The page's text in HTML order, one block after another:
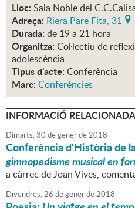
Lloc: Sala Noble del
Adreça: Riera Pare Fita, 31
Durada: de 19 a 21 hora
Organitza: Col·lectiu de
adolescència
Tipus d'acte: Conferència
Marc: Conferències
INFORMACIÓ RELACIONADA
Dimarts,30 degenerde2018
Conferència d'Història de
gimnopedisme musical en
a càrrec de Joan Vives,
Divendres,26 degenerde2018